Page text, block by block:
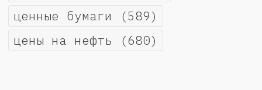
ценные бумаги (589)
цены на нефть (680)